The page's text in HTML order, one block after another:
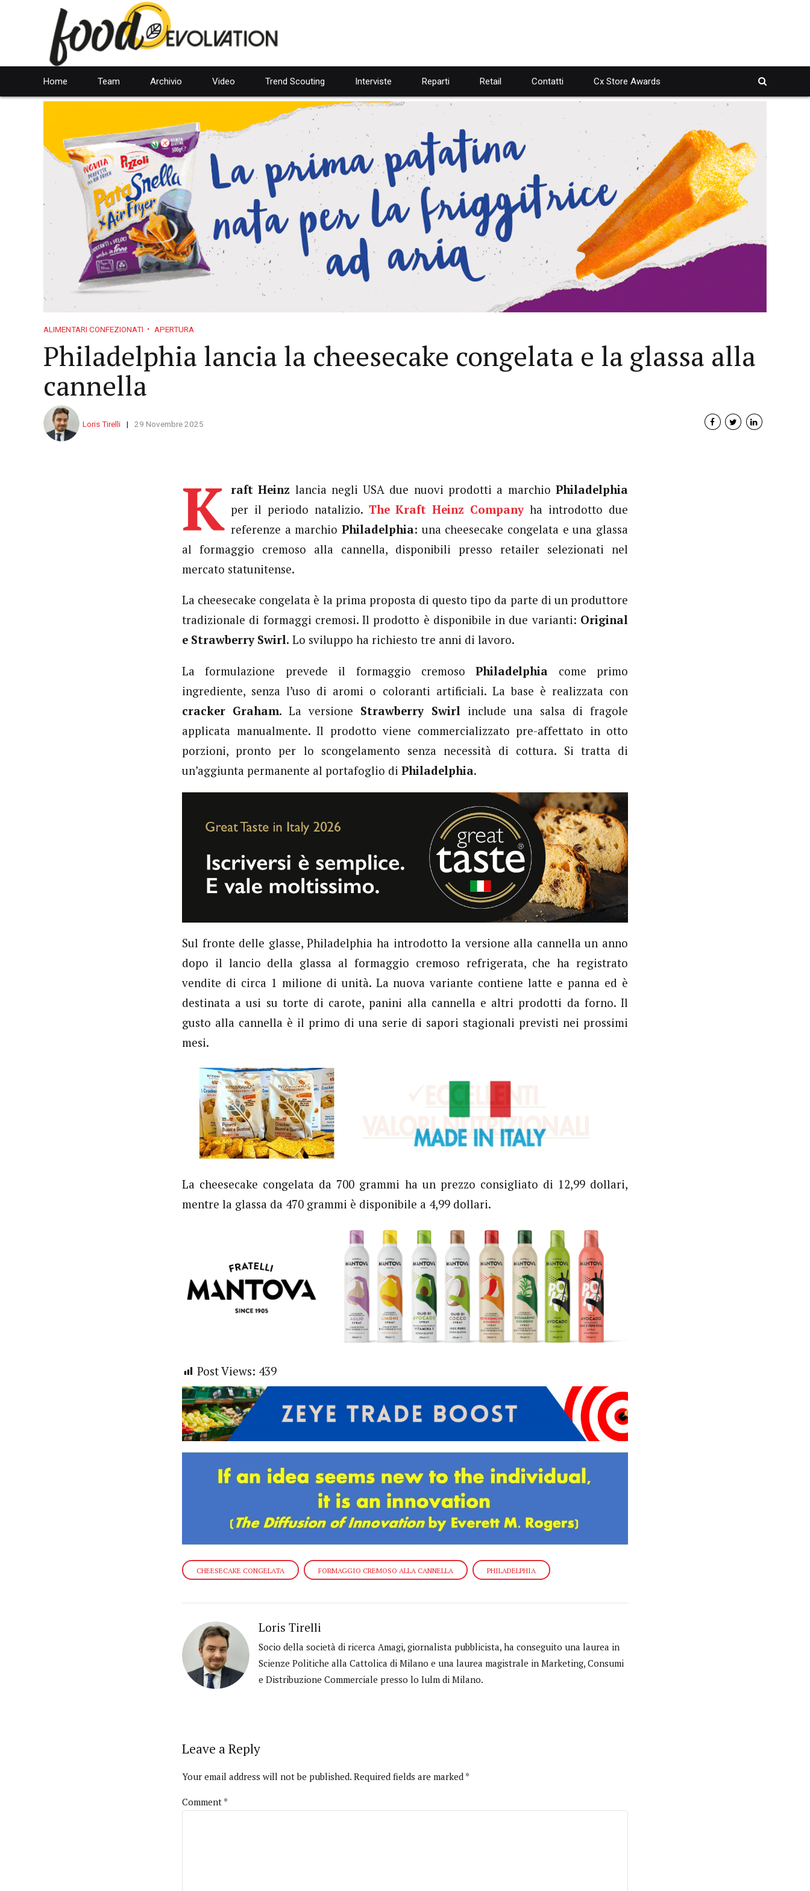
Home Team Archivio Video Trend Scouting Interviste Reparti Retail Contatti Cx Store Awards
ALIMENTARI CONFEZIONATI APERTURA
Philadelphia lancia la cheesecake congelata e la glassa alla
cannella
Loris Tirelli 29 Novembre 2025
K raft Heinz lancia negli USA due nuovi prodotti a marchioPhiladelphia
per il periodo natalizio. The Kraft Heinz Companyha introdotto due
referenze a marchio Philadelphia: una cheesecake congelata e una glassa
al formaggio cremoso alla cannella, disponibili presso retailer selezionati nel
mercato statunitense.
La cheesecake congelata è la prima proposta di questo tipo da parte di un produttore
tradizionale di formaggi cremosi. Il prodotto è disponibile in due varianti: Original
e Strawberry Swirl. Lo sviluppo ha richiesto tre anni di lavoro.
La formulazione prevede il formaggio cremosoPhiladelphia come primo
ingrediente, senza l’uso di aromi o coloranti artificiali. La base è realizzata con
cracker Graham. La versione Strawberry Swirlinclude una salsa di fragole
applicata manualmente. Il prodotto viene commercializzato pre-affettato in otto
porzioni, pronto per lo scongelamento senza necessità di cottura. Si tratta di
un’aggiunta permanente al portafoglio di Philadelphia.
Sul fronte delle glasse, Philadelphia ha introdotto la versione alla cannella un anno
dopo il lancio della glassa al formaggio cremoso refrigerata, che ha registrato
vendite di circa 1 milione di unità. La nuova variante contiene latte e panna ed è
destinata a usi su torte di carote, panini alla cannella e altri prodotti da forno. Il
gusto alla cannella è il primo di una serie di sapori stagionali previsti nei prossimi
mesi.
La cheesecake congelata da 700 grammi ha un prezzo consigliato di 12,99 dollari,
mentre la glassa da 470 grammi è disponibile a 4,99 dollari.
Post Views: 439
CHEESECAKE CONGELATA FORMAGGIO CREMOSO ALLA CANNELLA PHILADELPHIA
Loris Tirelli
Socio della società di ricerca Amagi, giornalista pubblicista, ha conseguito una laurea in
Scienze Politiche alla Cattolica di Milano e una laurea magistrale in Marketing, Consumi
e Distribuzione Commerciale presso lo Iulm di Milano.
Leave a Reply
Your email address will not be published. Required fields are marked *
Comment *